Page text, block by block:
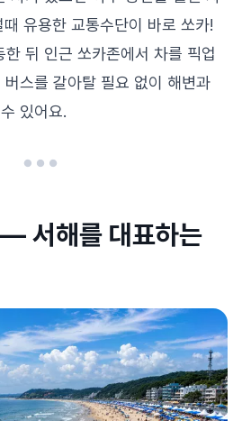
유용한 교통수단이 바로 쏘카!
뒤 인근 쏘카존에서 차를 픽업
스를 갈아탈 필요 없이 해변과
있어요.
서해를 대표하는